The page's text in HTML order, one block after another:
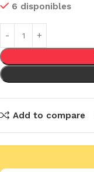
6 disponibles
Add to compare